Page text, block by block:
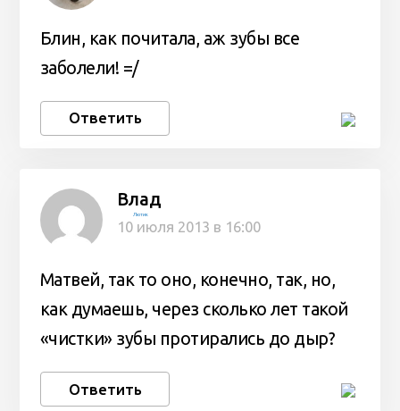
Блин, как почитала, аж зубы все
заболели! =/
Ответить
Влад
Лютик
10 июля 2013 в 16:00
Матвей, так то оно, конечно, так, но,
как думаешь, через сколько лет такой
«чистки» зубы протирались до дыр?
Ответить